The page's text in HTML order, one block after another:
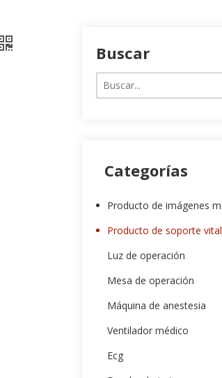
Buscar
Categorías
Producto de soporte vital
Luz de operación
Mesa de operación
Máquina de anestesia
Ventilador médico
Ecg